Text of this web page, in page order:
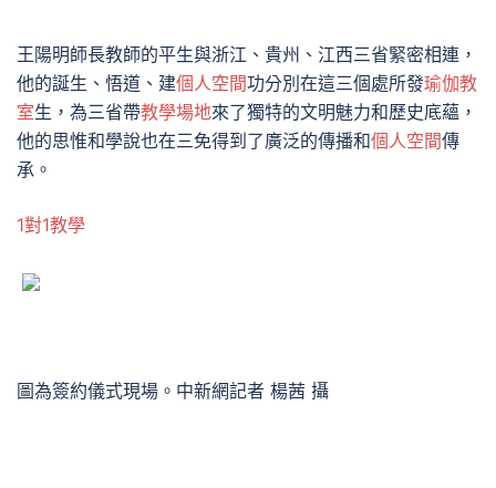
王陽明師長教師的平生與浙江、貴州、江西三省緊密相連，
他的誕生、悟道、建個人空間功分別在這三個處所發瑜伽教
室生，為三省帶教學場地來了獨特的文明魅力和歷史底蘊，
他的思惟和學說也在三免得到了廣泛的傳播和個人空間傳
承。
1對1教學
圖為簽約儀式現場。中新網記者 楊茜 攝